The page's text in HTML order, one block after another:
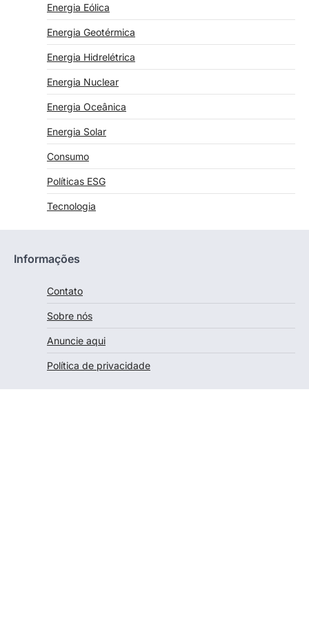
Energia Eólica
Energia Geotérmica
Energia Hidrelétrica
Energia Nuclear
Energia Oceânica
Energia Solar
Consumo
Políticas ESG
Tecnologia
Informações
Contato
Sobre nós
Anuncie aqui
Política de privacidade